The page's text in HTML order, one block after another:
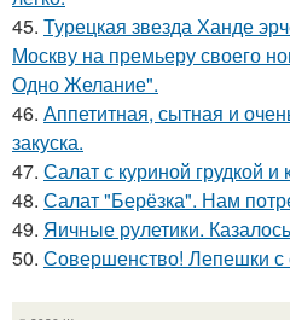
45. Турецкая звезда Ханде
Москву на премьеру своего
Одно Желание".
46. Аппетитная, сытная и
закуска.
47. Салат с куриной грудкой и
48. Салат "Берёзка". Нам
49. Яичные рулетики.
50. Совершенство! Лепешки с